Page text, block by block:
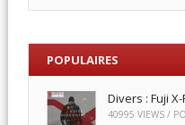
POPULAIRES
Divers : Fuji
40995 VIEWS /